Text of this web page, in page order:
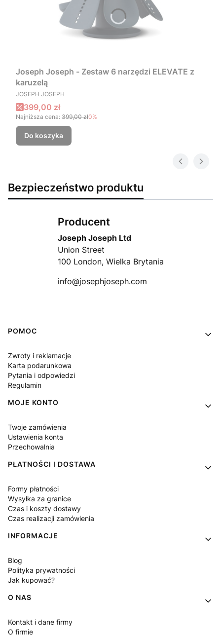
Joseph Joseph - Zestaw 6 narzędzi ELEVATE z
karuzelą
PRODUCENT
JOSEPH JOSEPH
Cena promocyjna
399,00 zł
Najniższa cena: 399,00 zł0%
Do koszyka
Bezpieczeństwo produktu
Producent
Joseph Joseph Ltd
Union Street
100 London, Wielka Brytania
info@josephjoseph.com
Linki w stopce
POMOC
Zwroty i reklamacje
Karta podarunkowa
Pytania i odpowiedzi
Regulamin
MOJE KONTO
Twoje zamówienia
Ustawienia konta
Przechowalnia
PŁATNOŚCI I DOSTAWA
Formy płatności
Wysyłka za granice
Czas i koszty dostawy
Czas realizacji zamówienia
INFORMACJE
Blog
Polityka prywatności
Jak kupować?
O NAS
Kontakt i dane firmy
O firmie